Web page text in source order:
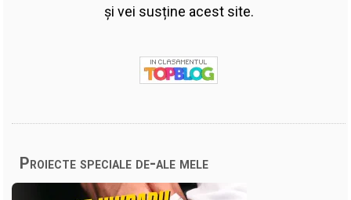
și vei susține acest site.
Proiecte speciale de-ale mele